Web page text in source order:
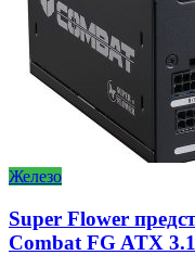
Железо
Super Flower
Combat FG ATX